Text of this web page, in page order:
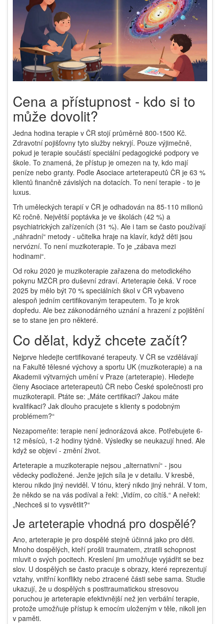
Cena a přístupnost - kdo si to
může dovolit?
Jedna hodina terapie v ČR stojí průměrně 800-1500 Kč.
Zdravotní pojišťovny tyto služby nekryjí. Pouze výjimečně,
pokud je terapie součástí speciální pedagogické podpory ve
škole. To znamená, že přístup je omezen na ty, kdo mají
peníze nebo granty. Podle Asociace arteterapeutů ČR je 63 %
klientů finančně závislých na dotacích. To není terapie - to je
luxus.
Trh uměleckých terapií v ČR je odhadován na 85-110 milionů
Kč ročně. Největší poptávka je ve školách (42 %) a
psychiatrických zařízeních (31 %). Ale i tam se často používají
„náhradní“ metody - učitelka hraje na klavír, když děti jsou
nervózní. To není muzikoterapie. To je „zábava mezi
hodinami“.
Od roku 2020 je muzikoterapie zařazena do metodického
pokynu MZČR pro duševní zdraví. Arteterapie čeká. V roce
2025 by mělo být 70 % speciálních škol v ČR vybaveno
alespoň jedním certifikovaným terapeutem. To je krok
dopředu. Ale bez zákonodárného uznání a hrazení z pojištění
se to stane jen pro některé.
Co dělat, když chcete začít?
Nejprve hledejte certifikované terapeuty. V ČR se vzdělávají
na Fakultě tělesné výchovy a sportu UK (muzikoterapie) a na
Akademii výtvarných umění v Praze (arteterapie). Hledejte
členy Asociace arteterapeutů ČR nebo České společnosti pro
muzikoterapii. Ptáte se: „Máte certifikaci? Jakou máte
kvalifikaci? Jak dlouho pracujete s klienty s podobným
problémem?“
Nezapomeňte: terapie není jednorázová akce. Potřebujete 6-
12 měsíců, 1-2 hodiny týdně. Výsledky se neukazují hned. Ale
když se objeví - změní život.
Arteterapie a muzikoterapie nejsou „alternativní“ - jsou
vědecky podložené. Jenže jejich síla je v detailu. V kresbě,
kterou nikdo jiný neviděl. V tónu, který nikdo jiný nehrál. V tom,
že někdo se na vás podíval a řekl: „Vidím, co cítíš.“ A neřekl:
„Nechceš si to vysvětlit?“
Je arteterapie vhodná pro dospělé?
Ano, arteterapie je pro dospělé stejně účinná jako pro děti.
Mnoho dospělých, kteří prošli traumatem, ztratili schopnost
mluvit o svých pocitech. Kreslení jim umožňuje vyjádřit se bez
slov. U dospělých se často pracuje s obrazy, které reprezentují
vztahy, vnitřní konflikty nebo ztracené části sebe sama. Studie
ukazují, že u dospělých s posttraumatickou stresovou
poruchou je arteterapie efektivnější než jen verbální terapie,
protože umožňuje přístup k emocím uloženým v těle, nikoli jen
v paměti.